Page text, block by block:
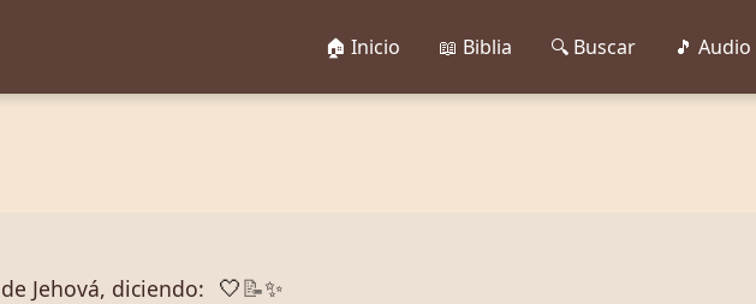
🏠 Inicio 📖 Biblia 🔍 Buscar 🎵 Audio
Jehová, diciendo: 🤍 📝✨